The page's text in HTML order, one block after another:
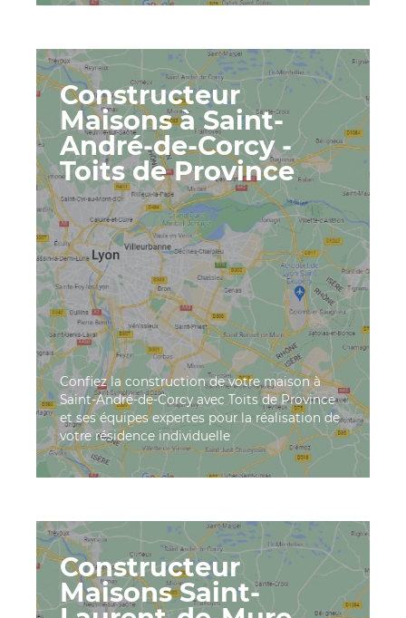
Constructeur
Maisons à Saint-
André-de-Corcy -
Toits de Province
Confiez la construction de votre maison à
Saint-André-de-Corcy avec Toits de Province
et ses équipes expertes pour la réalisation de
votre résidence individuelle
Constructeur
Maisons Saint-